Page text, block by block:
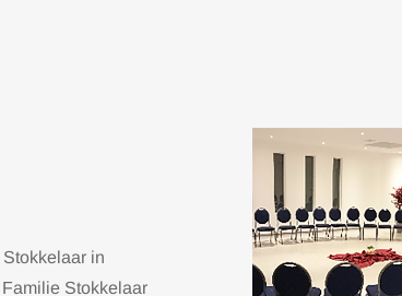
in
Stokkelaar